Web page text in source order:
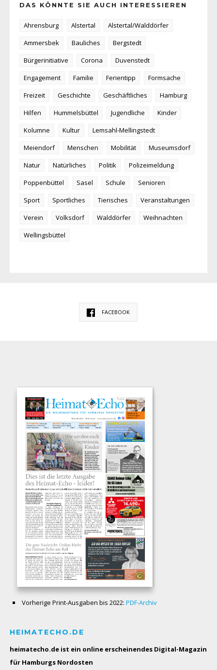
DAS KÖNNTE SIE AUCH INTERESSIEREN
Ahrensburg Alstertal
Alstertal/Walddörfer
Ammersbek
Bauliches
Bergstedt
Bürgerinitiative
Corona
Duvenstedt
Engagement
Familie Ferientipp
Formsache
Freizeit
Geschichte Geschäftliches
Hamburg
Hilfen
Hummelsbüttel Jugendliche
Kinder
Kolumne
Kultur
Lemsahl-Mellingstedt
Meiendorf
Menschen Mobilität
Museumsdorf
Natur
Natürliches Politik
Polizeimeldung
Poppenbüttel
Sasel Schule
Senioren
Sport
Sportliches Tierisches
Veranstaltungen
Verein
Volksdorf Walddörfer
Weihnachten
Wellingsbüttel
FACEBOOK
Vorherige Print-Ausgaben bis 2022: PDF-Archiv
HEIMATECHO.DE
heimatecho.de ist ein online erscheinendes Digital-Magazin
für Hamburgs Nordosten